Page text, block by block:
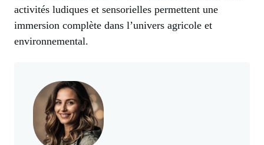
activités ludiques et sensorielles permettent une
immersion complète dans l’univers agricole et
environnemental.